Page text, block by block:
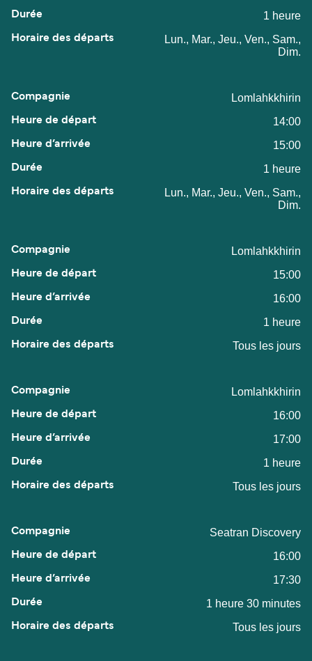
1 heure
Lun., Mar., Jeu., Ven., Sam.,
Dim.
Lomlahkkhirin
14:00
15:00
1 heure
Lun., Mar., Jeu., Ven., Sam.,
Dim.
Lomlahkkhirin
15:00
16:00
1 heure
Tous les jours
Lomlahkkhirin
16:00
17:00
1 heure
Tous les jours
Seatran Discovery
16:00
17:30
1 heure 30 minutes
Tous les jours